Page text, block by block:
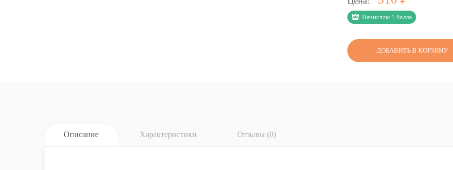
Начислим 1 балла
ДОБАВИТЬ В КОРЗИНУ
Описание Характеристики Отзывы (0)